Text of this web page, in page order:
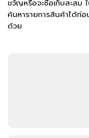
ขวัญหรือจะซื้อเก็บสะสม
ค้นหารายการสินค้าได้ก่
ด้วย